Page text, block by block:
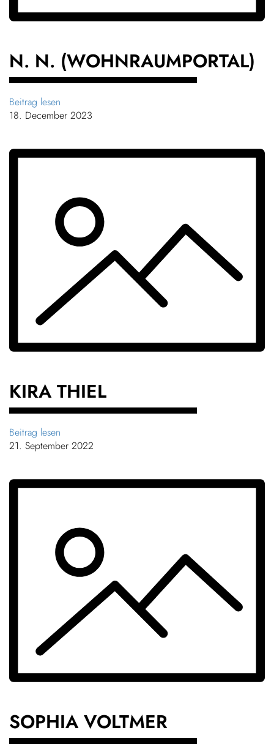
N. N. (WOHNRAUM­PORTAL)
Beitrag lesen
18. December 2023
KIRA THIEL
Beitrag lesen
21. September 2022
SOPHIA VOLTMER